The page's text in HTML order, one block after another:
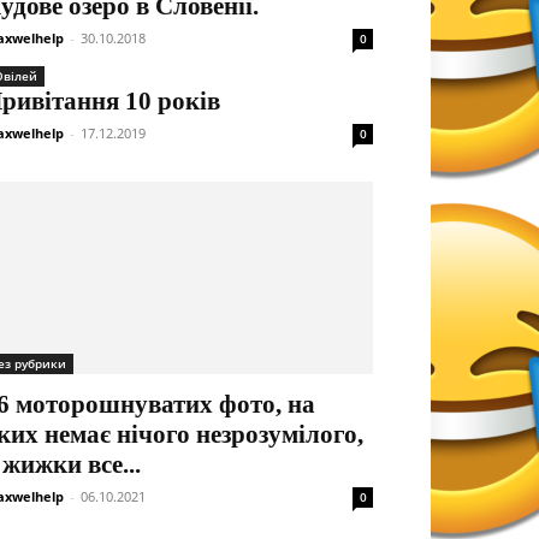
озеро в Словенії.
- 30.10.2018 0
10 років
- 17.12.2019 0
рубрики
моторошнуватих фото, на
немає нічого незрозумілого,
все...
- 06.10.2021 0